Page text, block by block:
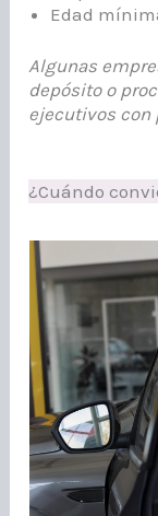
Edad
Algunas
depósito o
ejecutivos con
¿Cuándo